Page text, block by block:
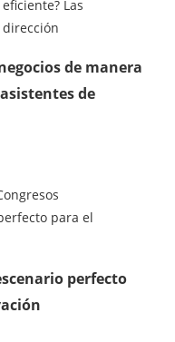
de manera
de
perfecto